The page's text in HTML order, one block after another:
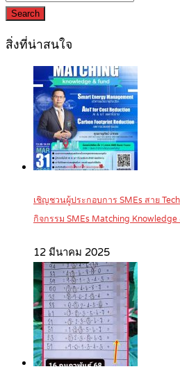
Search
สิ่งที่น่าสนใจ
เชิญชวนผู้ประกอบการ SMEs สาย
กิจกรรม SMEs Matching Knowledge
12 มีนาคม 2025